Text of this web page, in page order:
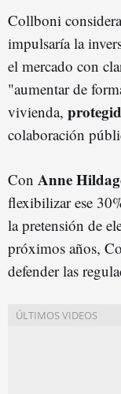
Collboni
impulsaría la
el mercado con
"aumentar de
vivienda,
colaboración
Con Anne
flexibilizar ese
la pretensión de
próximos años,
defender las